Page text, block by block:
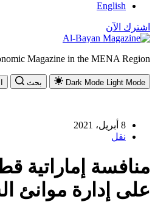
English
اشترك الآن
Magazine in the MENA Region
Dark Mode Light Mode بحث
8 أبريل، 2021
نقل
منافسة إماراتية
على إدارة موانئ